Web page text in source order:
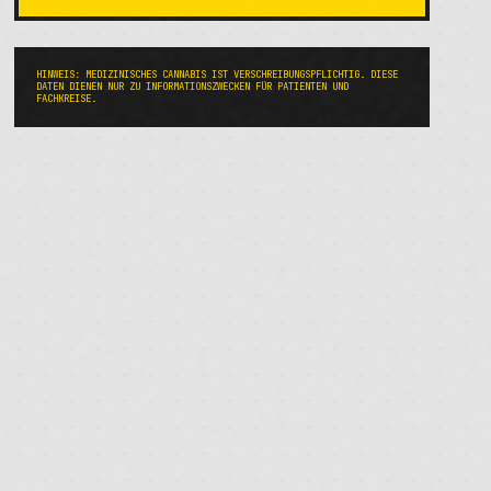
HINWEIS: MEDIZINISCHES CANNABIS IST VERSCHREIBUNGSPFLICHTIG. DIESE
DATEN DIENEN NUR ZU INFORMATIONSZWECKEN FÜR PATIENTEN UND
FACHKREISE.